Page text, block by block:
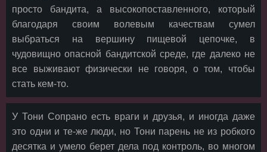
просто бандита, а высокопоставленного, который
благодаря своим волевым качествам сумел
выбраться на вершину пищевой цепочке, в
чудовищно опасной бандитской среде, где далеко не
все выживают физически не говоря, о том, чтобы
стать кем-то.
У Тони Сопрано есть враги и друзья, и иногда даже
это одни и те-же люди, но Тони парень не из робкого
десятка и умело берет дела под контроль, во многом